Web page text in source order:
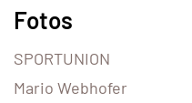
Fotos
SPORTUNION
Mario Webhofer